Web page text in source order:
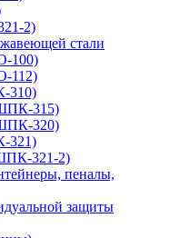
2)
стали
100)
112)
310)
315)
320)
321)
321-2)
пеналы,
защиты